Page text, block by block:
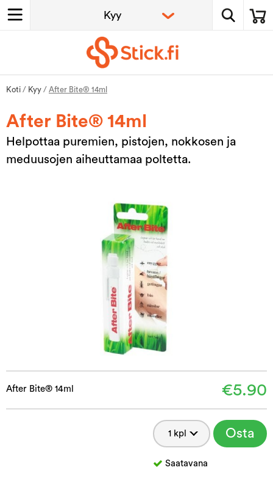
Koti / Kyy / After Bite® 14ml
After Bite® 14ml
Helpottaa puremien, pistojen, nokkosen ja
meduusojen aiheuttamaa poltetta.
After Bite® 14ml €5.90
Osta
Saatavana